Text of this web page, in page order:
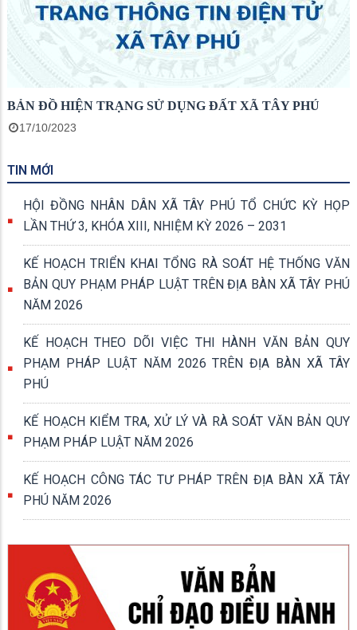
BẢN ĐỒ HIỆN TRẠNG SỬ DỤNG ĐẤT XÃ TÂY PHÚ
17/10/2023
TIN MỚI
HỘI ĐỒNG NHÂN DÂN XÃ TÂY PHÚ TỔ CHỨC KỲ HỌP
LẦN THỨ 3, KHÓA XIII, NHIỆM KỲ 2026 – 2031
KẾ HOẠCH TRIỂN KHAI TỔNG RÀ SOÁT HỆ THỐNG VĂN
BẢN QUY PHẠM PHÁP LUẬT TRÊN ĐỊA BÀN XÃ TÂY PHÚ
NĂM 2026
KẾ HOẠCH THEO DÕI VIỆC THI HÀNH VĂN BẢN QUY
PHẠM PHÁP LUẬT NĂM 2026 TRÊN ĐỊA BÀN XÃ TÂY
PHÚ
KẾ HOẠCH KIỂM TRA, XỬ LÝ VÀ RÀ SOÁT VĂN BẢN QUY
PHẠM PHÁP LUẬT NĂM 2026
KẾ HOẠCH CÔNG TÁC TƯ PHÁP TRÊN ĐỊA BÀN XÃ TÂY
PHÚ NĂM 2026